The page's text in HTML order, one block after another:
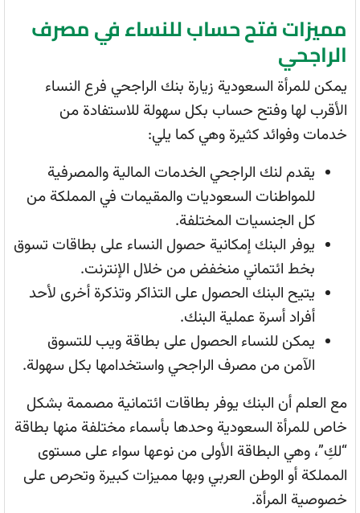
مميزات فتح حساب للنساء في مصرف
الراجحي
يمكن للمرأة السعودية زيارة بنك الراجحي فرع النساء
الأقرب لها وفتح حساب بكل سهولة للاستفادة من
خدمات وفوائد كثيرة وهي كما يلي:
يقدم لنك الراجحي الخدمات المالية والمصرفية
للمواطنات السعوديات والمقيمات في المملكة من
كل الجنسيات المختلفة.
يوفر البنك إمكانية حصول النساء على بطاقات تسوق
بخط ائتماني منخفض من خلال الإنترنت.
يتيح البنك الحصول على التذاكر وتذكرة أخرى لأحد
أفراد أسرة عملية البنك.
يمكن للنساء الحصول على بطاقة ويب للتسوق
الآمن من مصرف الراجحي واستخدامها بكل سهولة.
مع العلم أن البنك يوفر بطاقات ائتمانية مصممة بشكل
خاص للمرأة السعودية وحدها بأسماء مختلفة منها بطاقة
“لكِ”، وهي البطاقة الأولى من نوعها سواء على مستوى
المملكة أو الوطن العربي وبها مميزات كبيرة وتحرص على
خصوصية المرأة.